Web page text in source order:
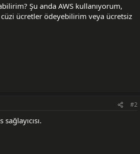
Şu anda AWS kullanıyorum,
ücretler ödeyebilirim veya ücretsiz
#2